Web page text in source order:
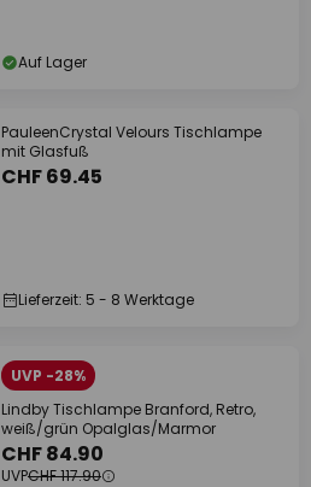
Auf Lager
PauleenCrystal Velours Tischlampe
mit Glasfuß
CHF 69.45
Lieferzeit: 5 - 8 Werktage
UVP -28%
Lindby Tischlampe Branford, Retro,
weiß/grün Opalglas/Marmor
CHF 84.90
UVPCHF 117.90